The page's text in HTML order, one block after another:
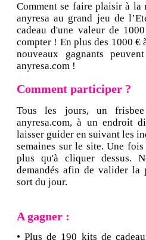
Comment se faire plaisir à
anyresa au grand jeu de
cadeau d'une valeur de
compter ! En plus des 1000 €
nouveaux gagnants
anyresa.com !
Comment participer ?
Tous les jours, un
anyresa.com, à un endroit
laisser guider en suivant les
semaines sur le site. Une
plus qu'à cliquer dessus.
demandés afin de valider la
sort du jour.
A gagner :
• Plus de 190 kits de